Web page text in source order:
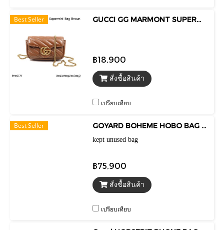
Best Seller GUCCI GG MARMONT SUPERMINI BAG BROWN 2022
฿18,900
สั่งซื้อสินค้า
เปรียบเทียบ
Best Seller GOYARD BOHEME HOBO BAG BLACK 2024
kept unused bag
฿75,900
สั่งซื้อสินค้า
เปรียบเทียบ